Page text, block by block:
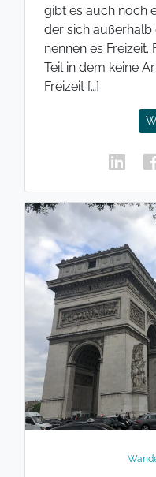
gibt es auch noch
der sich außerhalb
nennen es
Teil in dem keine
Freizeit […]